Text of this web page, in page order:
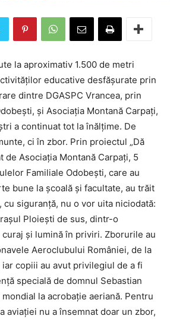
la aproximativ 1.500 de metri
educative desfășurate prin
dintre DGASPC Vrancea, prin
și Asociația Montană Carpați,
a continuat tot la înălțime. De
ci în zbor. Prin proiectul „Dă
de Asociația Montană Carpați, 5
Familiale Odobești, care au
bune la școală și facultate, au trăit
siguranță, nu o vor uita niciodată:
Ploiești de sus, dintr-o
și lumină în priviri. Zborurile au
Aeroclubului României, de la
copiii au avut privilegiul de a fi
specială de domnul Sebastian
la acrobație aeriană. Pentru
aviației nu a însemnat doar un zbor,